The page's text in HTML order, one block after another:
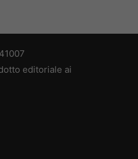
editoriale ai